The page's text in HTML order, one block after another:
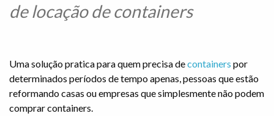
de locação de containers
Uma solução pratica para quem precisa decontainers por
determinados períodos de tempo apenas, pessoas que estão
reformando casas ou empresas que simplesmente não podem
comprar containers.